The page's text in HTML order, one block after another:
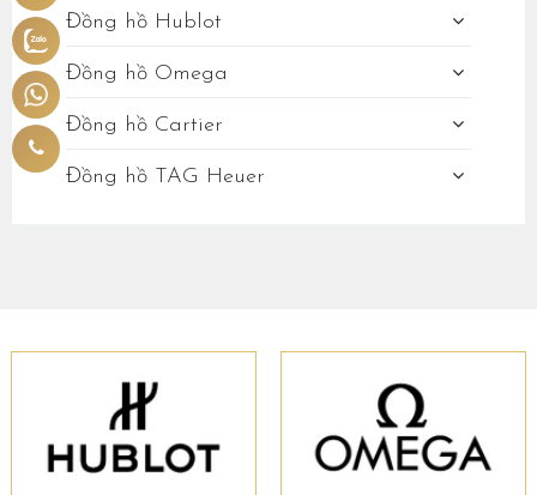
Đồng hồ Hublot
Đồng hồ Omega
Đồng hồ Cartier
Đồng hồ TAG Heuer